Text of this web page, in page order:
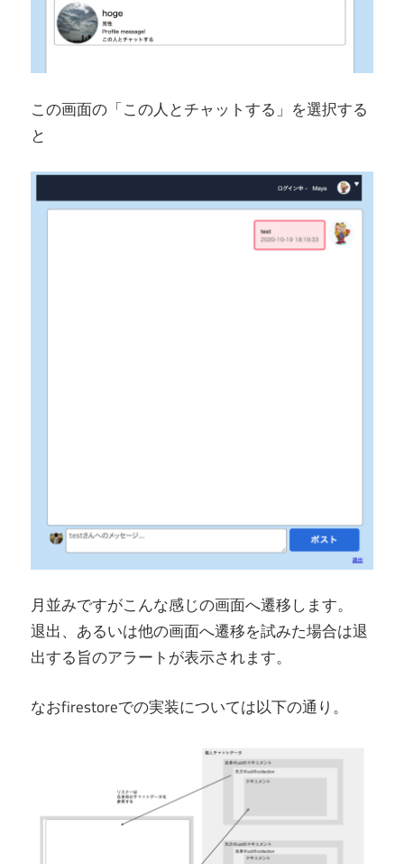
この画面の「この人とチャットする」を選択する
と
月並みですがこんな感じの画面へ遷移します。
退出、あるいは他の画面へ遷移を試みた場合は退
出する旨のアラートが表示されます。
なおfirestoreでの実装については以下の通り。